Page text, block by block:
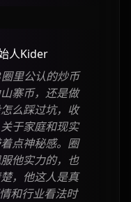
人Kider
里公认的炒币
寨币，还是做
么踩过坑，收
于家庭和现实
点神秘感。圈
他实力的，也
，他这人是真
和行业看法时